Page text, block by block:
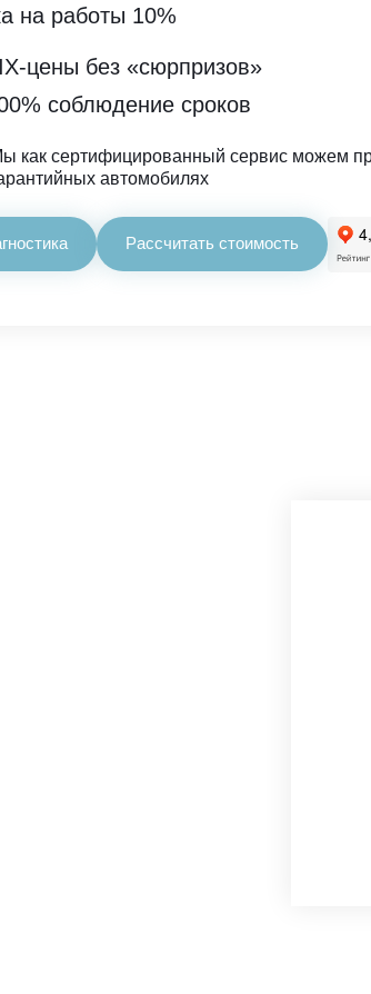
на работы 10%
цены без «сюрпризов»
соблюдение сроков
как сертифицированный сервис можем
автомобилях
Рассчитать стоимость